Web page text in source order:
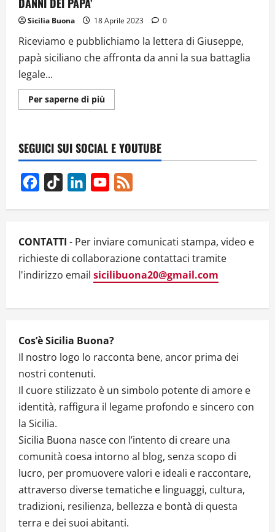
DANNI DEI PAPA’
Sicilia Buona 18 Aprile 2023 0
Riceviamo e pubblichiamo la lettera di Giuseppe,
papà siciliano che affronta da anni la sua battaglia
legale...
Per saperne di piùUlteriori
informazioni
GIUSEPPE,
PAPA’
SICILIANO:
E
DISCRIMINAZIONI
DEL
GIUDIZIARIO
DEI
PAPA’
SEGUICI SUI SOCIAL E YOUTUBE
Facebook
TikTok LinkedInYouTube
CONTATTI - Per inviare comunicati stampa, video e
richieste di collaborazione contattaci tramite
l'indirizzo email sicilibuona20@gmail.com
Cos’è Sicilia Buona?
Il nostro logo lo racconta bene, ancor prima dei
nostri contenuti.
Il cuore stilizzato è un simbolo potente di amore e
identità, raffigura il legame profondo e sincero con
la Sicilia.
Sicilia Buona nasce con l’intento di creare una
comunità coesa intorno al blog, senza scopo di
lucro, per promuovere valori e ideali e raccontare,
attraverso diverse tematiche e linguaggi, cultura,
tradizioni, resilienza, bellezza e bontà di questa
terra e dei suoi abitanti.